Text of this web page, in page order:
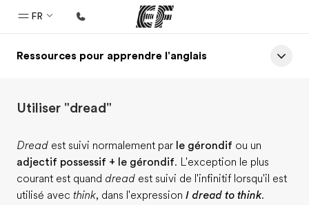
FR
Accueil
Programmes
Bureaux
Ressources pour apprendre l'anglais
Utiliser "dread"
Dread est suivi normalement par le gérondif ou un
adjectif possessif + le gérondif. L'exception le plus
courant est quand dread est suivi de l'infinitif lorsqu'il est
utilisé avec think, dans l'expression I dread to think.